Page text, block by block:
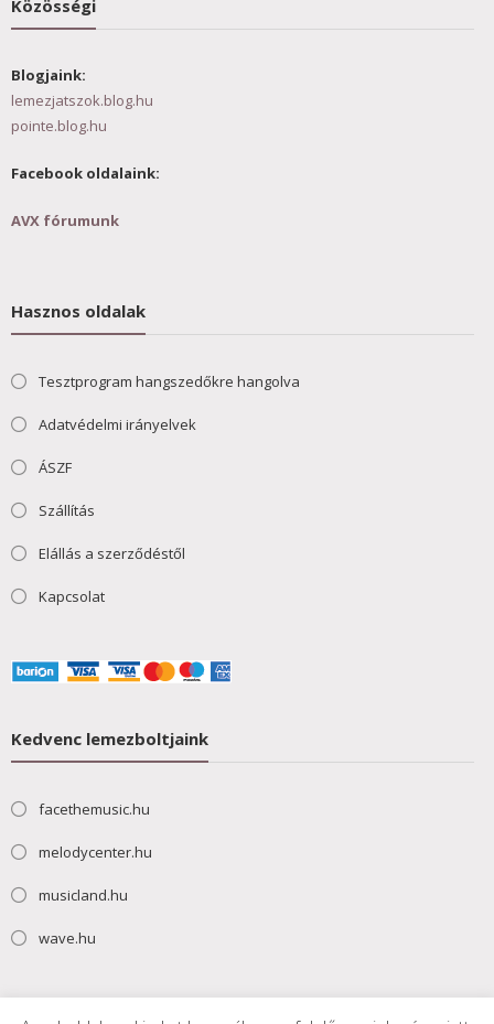
Közösségi
Blogjaink:
lemezjatszok.blog.hu
pointe.blog.hu
Facebook oldalaink:
AVX fórumunk
Hasznos oldalak
Tesztprogram hangszedőkre hangolva
Adatvédelmi irányelvek
ÁSZF
Szállítás
Elállás a szerződéstől
Kapcsolat
Kedvenc lemezboltjaink
facethemusic.hu
melodycenter.hu
musicland.hu
wave.hu